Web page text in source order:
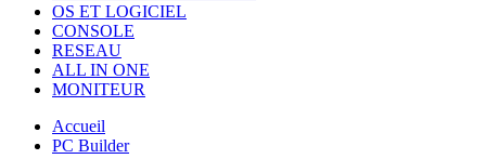
OS ET LOGICIEL
CONSOLE
RESEAU
ALL IN ONE
MONITEUR
Accueil
PC Builder